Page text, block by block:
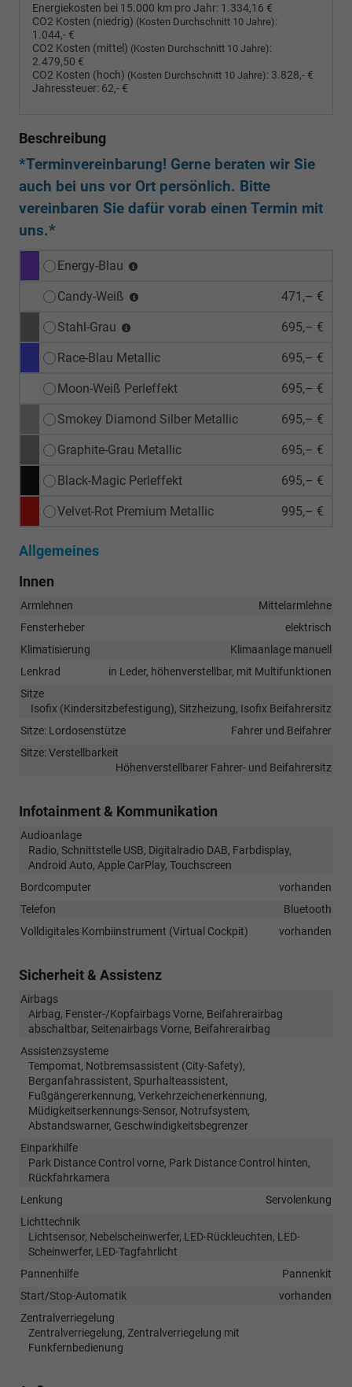
Energiekosten bei 15.000 km pro Jahr: 1.334,16 €
CO2 Kosten (niedrig) (Kosten Durchschnitt 10 Jahre):
1.044,- €
CO2 Kosten (mittel) (Kosten Durchschnitt 10 Jahre):
2.479,50 €
CO2 Kosten (hoch) (Kosten Durchschnitt 10 Jahre): 3.828,- €
Jahressteuer: 62,- €
Beschreibung
*Terminvereinbarung! Gerne beraten wir Sie
auch bei uns vor Ort persönlich. Bitte
vereinbaren Sie dafür vorab einen Termin mit
uns.*
Energy-Blau
Candy-Weiß 471,– €
Stahl-Grau 695,– €
Race-Blau Metallic 695,– €
Moon-Weiß Perleffekt 695,– €
Smokey Diamond Silber Metallic 695,– €
Graphite-Grau Metallic 695,– €
Black-Magic Perleffekt 695,– €
Velvet-Rot Premium Metallic 995,– €
Allgemeines
Innen
Armlehnen
Mittelarmlehne
Fensterheber
elektrisch
Klimatisierung
Klimaanlage manuell
Lenkrad
in Leder, höhenverstellbar, mit Multifunktionen
Sitze
Isofix (Kindersitzbefestigung), Sitzheizung, Isofix Beifahrersitz
Sitze: Lordosenstütze
Fahrer und Beifahrer
Sitze: Verstellbarkeit
Höhenverstellbarer Fahrer- und Beifahrersitz
Infotainment & Kommunikation
Audioanlage
Radio, Schnittstelle USB, Digitalradio DAB, Farbdisplay,
Android Auto, Apple CarPlay, Touchscreen
Bordcomputer
vorhanden
Telefon
Bluetooth
Volldigitales Kombiinstrument (Virtual Cockpit)
vorhanden
Sicherheit & Assistenz
Airbags
Airbag, Fenster-/Kopfairbags Vorne, Beifahrerairbag
abschaltbar, Seitenairbags Vorne, Beifahrerairbag
Assistenzsysteme
Tempomat, Notbremsassistent (City-Safety),
Berganfahrassistent, Spurhalteassistent,
Fußgängererkennung, Verkehrzeichenerkennung,
Müdigkeitserkennungs-Sensor, Notrufsystem,
Abstandswarner, Geschwindigkeitsbegrenzer
Einparkhilfe
Park Distance Control vorne, Park Distance Control hinten,
Rückfahrkamera
Lenkung
Servolenkung
Lichttechnik
Lichtsensor, Nebelscheinwerfer, LED-Rückleuchten, LED-
Scheinwerfer, LED-Tagfahrlicht
Pannenhilfe
Pannenkit
Start/Stop-Automatik
vorhanden
Zentralverriegelung
Zentralverriegelung, Zentralverriegelung mit
Funkfernbedienung